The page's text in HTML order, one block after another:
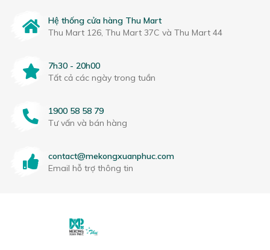
Hệ thống cửa hàng Thu Mart
Thu Mart 126, Thu Mart 37C và Thu Mart 44
7h30 - 20h00
Tất cả các ngày trong tuần
1900 58 58 79
Tư vấn và bán hàng
contact@mekongxuanphuc.com
Email hỗ trợ thông tin